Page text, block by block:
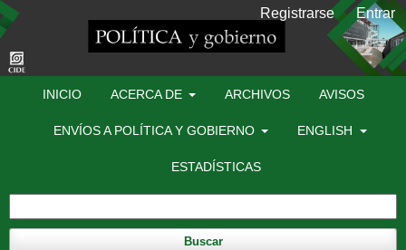
INICIO ACERCA DE ARCHIVOS AVISOS
ENVÍOS A POLÍTICA Y GOBIERNO ENGLISH
ESTADÍSTICAS
Buscar
Registrarse Entrar